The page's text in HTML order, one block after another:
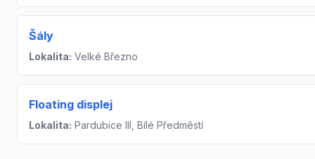
Šály
Lokalita: Velké Březno
Floating displej
Lokalita: Pardubice III, Bílé Předměstí